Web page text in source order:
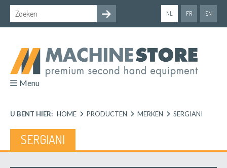
NL FR EN
Menu
U BENT HIER: HOME PRODUCTEN MERKEN SERGIANI
SERGIANI